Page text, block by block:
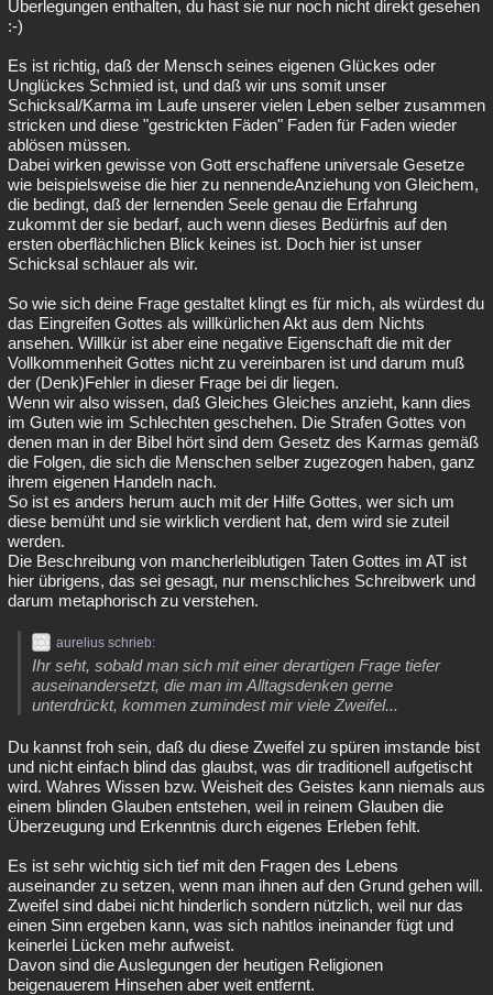
Überlegungen enthalten, du hast sie nur noch nicht direkt gesehen
:-)
Es ist richtig, daß der Mensch seines eigenen Glückes oder
Unglückes Schmied ist, und daß wir uns somit unser
Schicksal/Karma im Laufe unserer vielen Leben selber zusammen
stricken und diese "gestrickten Fäden" Faden für Faden wieder
ablösen müssen.
Dabei wirken gewisse von Gott erschaffene universale Gesetze
wie beispielsweise die hier zu nennendeAnziehung von Gleichem,
die bedingt, daß der lernenden Seele genau die Erfahrung
zukommt der sie bedarf, auch wenn dieses Bedürfnis auf den
ersten oberflächlichen Blick keines ist. Doch hier ist unser
Schicksal schlauer als wir.
So wie sich deine Frage gestaltet klingt es für mich, als würdest du
das Eingreifen Gottes als willkürlichen Akt aus dem Nichts
ansehen. Willkür ist aber eine negative Eigenschaft die mit der
Vollkommenheit Gottes nicht zu vereinbaren ist und darum muß
der (Denk)Fehler in dieser Frage bei dir liegen.
Wenn wir also wissen, daß Gleiches Gleiches anzieht, kann dies
im Guten wie im Schlechten geschehen. Die Strafen Gottes von
denen man in der Bibel hört sind dem Gesetz des Karmas gemäß
die Folgen, die sich die Menschen selber zugezogen haben, ganz
ihrem eigenen Handeln nach.
So ist es anders herum auch mit der Hilfe Gottes, wer sich um
diese bemüht und sie wirklich verdient hat, dem wird sie zuteil
werden.
Die Beschreibung von mancherleiblutigen Taten Gottes im AT ist
hier übrigens, das sei gesagt, nur menschliches Schreibwerk und
darum metaphorisch zu verstehen.
aurelius schrieb:
Ihr seht, sobald man sich mit einer derartigen Frage tiefer
auseinandersetzt, die man im Alltagsdenken gerne
unterdrückt, kommen zumindest mir viele Zweifel...
Du kannst froh sein, daß du diese Zweifel zu spüren imstande bist
und nicht einfach blind das glaubst, was dir traditionell aufgetischt
wird. Wahres Wissen bzw. Weisheit des Geistes kann niemals aus
einem blinden Glauben entstehen, weil in reinem Glauben die
Überzeugung und Erkenntnis durch eigenes Erleben fehlt.
Es ist sehr wichtig sich tief mit den Fragen des Lebens
auseinander zu setzen, wenn man ihnen auf den Grund gehen will.
Zweifel sind dabei nicht hinderlich sondern nützlich, weil nur das
einen Sinn ergeben kann, was sich nahtlos ineinander fügt und
keinerlei Lücken mehr aufweist.
Davon sind die Auslegungen der heutigen Religionen
beigenauerem Hinsehen aber weit entfernt.